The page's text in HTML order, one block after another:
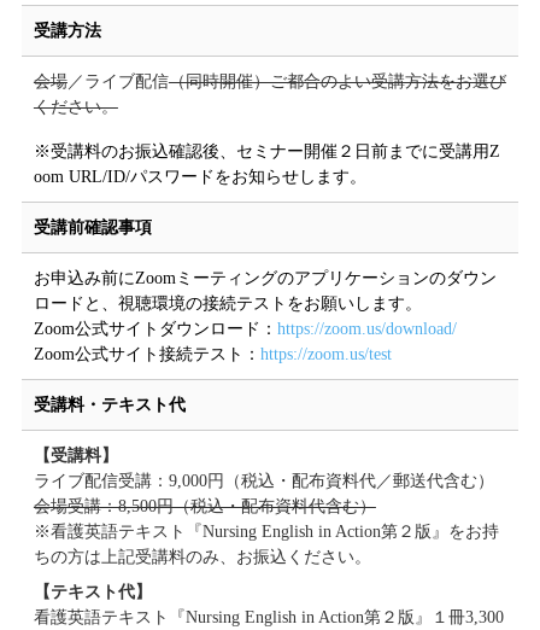
受講方法
会場／ライブ配信（同時開催）ご都合のよい受講方法をお選び
ください。
※受講料のお振込確認後、セミナー開催２日前までに受講用Z
oom URL/ID/パスワードをお知らせします。
受講前確認事項
お申込み前にZoomミーティングのアプリケーションのダウン
ロードと、視聴環境の接続テストをお願いします。
Zoom公式サイトダウンロード： https://zoom.us/download/
Zoom公式サイト接続テスト： https://zoom.us/test
受講料・テキスト代
【受講料】
ライブ配信受講：9,000円（税込・配布資料代／郵送代含む）
会場受講：8,500円（税込・配布資料代含む）
※看護英語テキスト『Nursing English in Action第２版』をお持
ちの方は上記受講料のみ、お振込ください。
【テキスト代】
看護英語テキスト『Nursing English in Action第２版』１冊3,300